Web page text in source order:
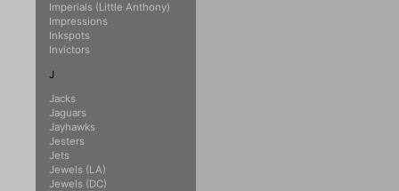
Imperials (Little Anthony)
Impressions
Inkspots
Invictors
J
Jacks
Jaguars
Jayhawks
Jesters
Jets
Jewels (LA)
Jewels (DC)